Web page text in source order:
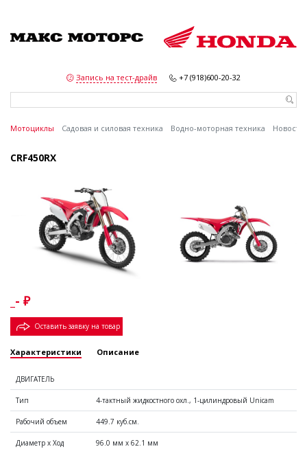
Запись на тест-драйв +7 (918)600-20-32
Мотоциклы Садовая и силовая техника Водно-моторная техника Новости
Новинки 2023
Супер-спорт
от 905 900 ₽
от 2 554 900 ₽
Газонокосилки
Мотокосы
Лодочные моторы
Надувные лодки
CRF450RX
_- ₽
Оставить заявку на товар
Характеристики Описание
ДВИГАТЕЛЬ
Тип 4-тактный жидкостного охл., 1-цилиндровый Uniсam
Рабочий объем 449.7 куб.см.
Диаметр x Ход
96.0 мм x 62.1 мм